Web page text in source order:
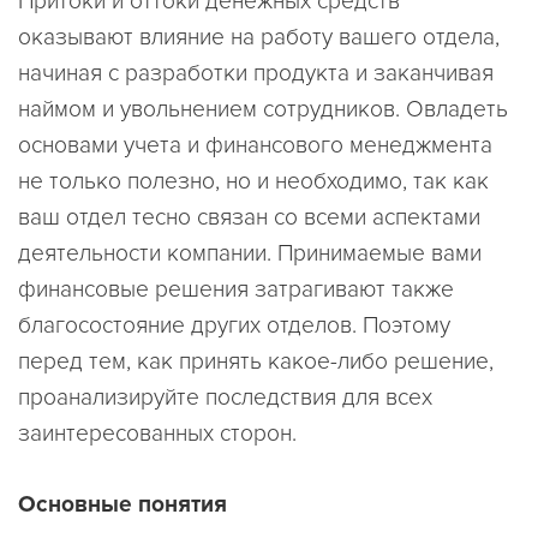
оказывают влияние на работу вашего отдела,
начиная с разработки продукта и заканчивая
наймом и увольнением сотрудников. Овладеть
основами учета и финансового менеджмента
не только полезно, но и необходимо, так как
ваш отдел тесно связан со всеми аспектами
деятельности компании. Принимаемые вами
финансовые решения затрагивают также
благосостояние других отделов. Поэтому
перед тем, как принять какое-либо решение,
проанализируйте последствия для всех
заинтересованных сторон.
Основные понятия